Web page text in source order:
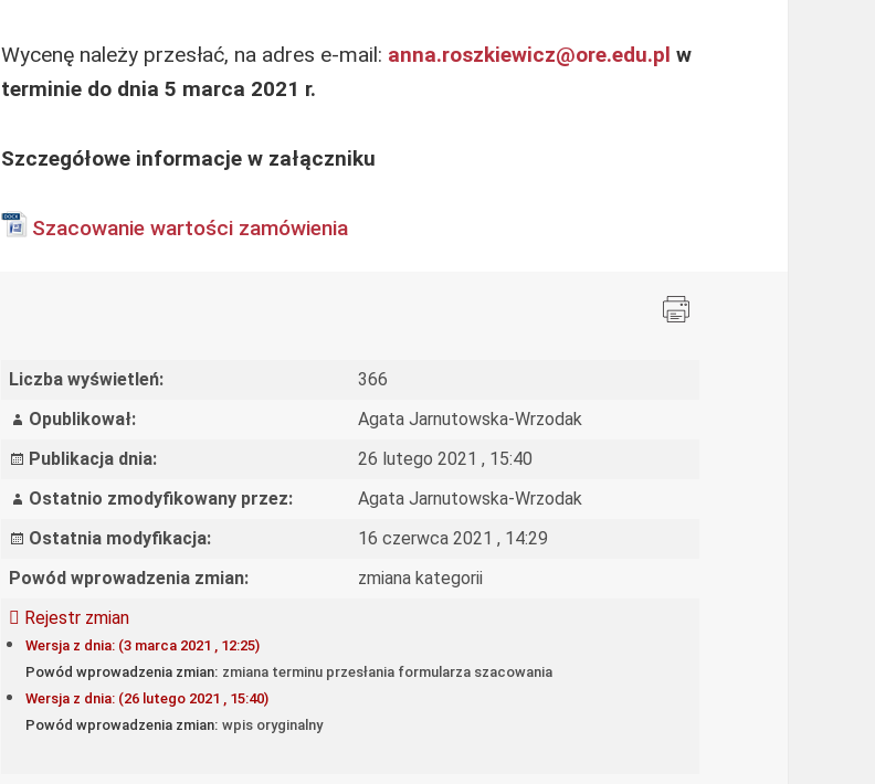
Wycenę należy przesłać, na adres e-mail: anna.roszkiewicz@ore.edu.pl w
terminie do dnia 5 marca 2021 r.
Szczegółowe informacje w załączniku
Szacowanie wartości zamówienia
Liczba wyświetleń:
366
Opublikował:
Agata Jarnutowska-Wrzodak
Publikacja dnia:
26 lutego 2021 , 15:40
Ostatnio zmodyfikowany przez:
Agata Jarnutowska-Wrzodak
Ostatnia modyfikacja:
16 czerwca 2021 , 14:29
Powód wprowadzenia zmian:
zmiana kategorii
Rejestr zmian
Wersja z dnia: (3 marca 2021 , 12:25)
Powód wprowadzenia zmian: zmiana terminu przesłania formularza szacowania
Wersja z dnia: (26 lutego 2021 , 15:40)
Powód wprowadzenia zmian: wpis oryginalny